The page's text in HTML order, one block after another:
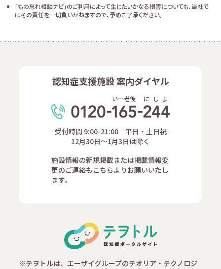
「もの忘れ相談ナビ」のご利用によって生じたいかなる損害についても、当社で
はその責任を一切負いかねますので、予めご了承ください。
認知症支援施設 案内ダイヤル
いー老後 に し よ
受付時間 9:00-21:00 平日・土日祝
12月30日～1月3日は除く
施設情報の新規掲載または掲載情報変
更のご連絡もこちらよりお願いいたし
ます。
※テヲトルは、エーザイグループのテオリア・テクノロジ